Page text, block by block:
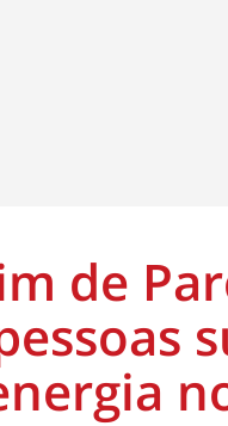
de